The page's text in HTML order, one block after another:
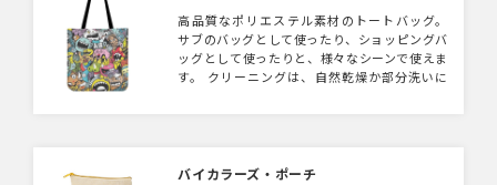
高品質なポリエステル素材のトートバッグ。
サブのバッグとして使ったり、ショッピングバ
ッグとして使ったりと、様々なシーンで使えま
す。 クリーニングは、自然乾燥か部分洗いに
バイカラーズ・ポーチ